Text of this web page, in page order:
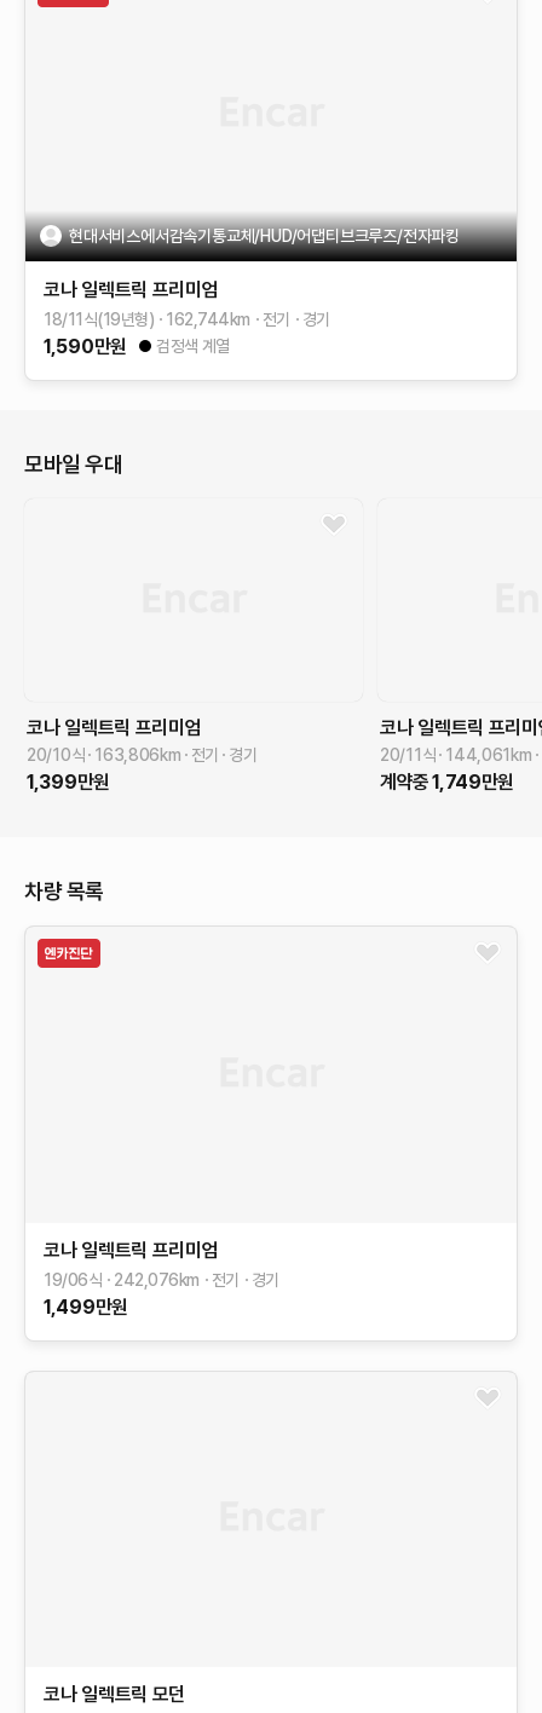
현대서비스에서감속기통교체/HUD/어댑티브크루즈/전자파킹
코나 일렉트릭 프리미엄
18/11식(19년형) 162,744km 전기 경기
1,590만원 검정색 계열
모바일 우대
코나 일렉트릭 프리미엄
20/10식 163,806km 전기 경기
1,399만원
코나 일렉트릭 프리미
20/11식 144,061 km
계약중1,749만원
차량 목록
코나 일렉트릭 프리미엄
19/06식 242,076km 전기 경기
1,499만원
코나 일렉트릭 모던